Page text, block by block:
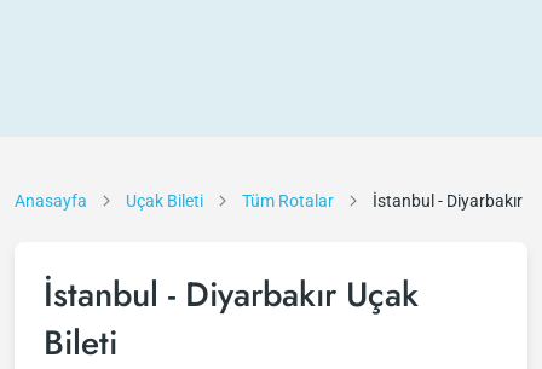
Anasayfa Uçak Bileti Tüm Rotalar İstanbul - Diyarbakır
İstanbul - Diyarbakır Uçak
Bileti